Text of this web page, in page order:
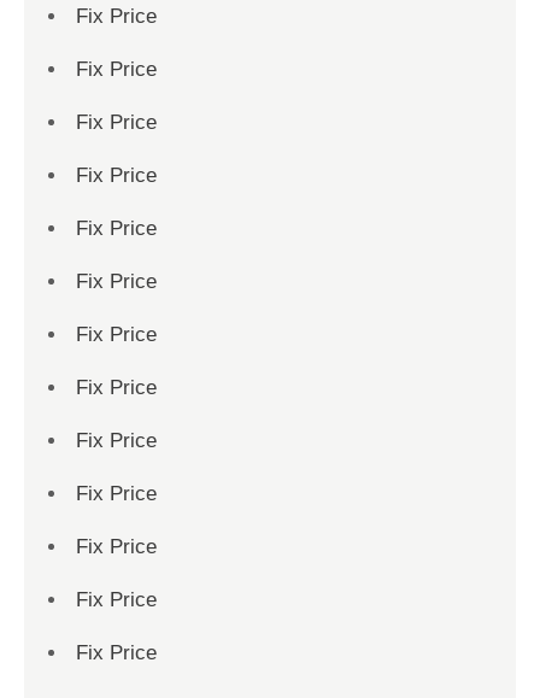
Fix Price
Fix Price
Fix Price
Fix Price
Fix Price
Fix Price
Fix Price
Fix Price
Fix Price
Fix Price
Fix Price
Fix Price
Fix Price